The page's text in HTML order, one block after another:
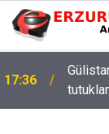
17:36